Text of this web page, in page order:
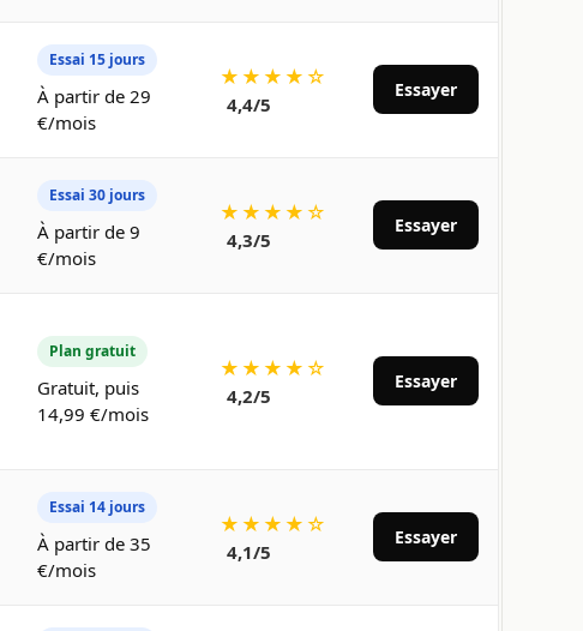
Essai 15 jours
À partir de 29
€/mois
★★★★☆
4,4/5
Essayer
Essai 30 jours
À partir de 9
€/mois
★★★★☆
4,3/5
Essayer
Plan gratuit
Gratuit, puis
14,99 €/mois
★★★★☆
4,2/5
Essayer
Essai 14 jours
À partir de 35
€/mois
★★★★☆
4,1/5
Essayer